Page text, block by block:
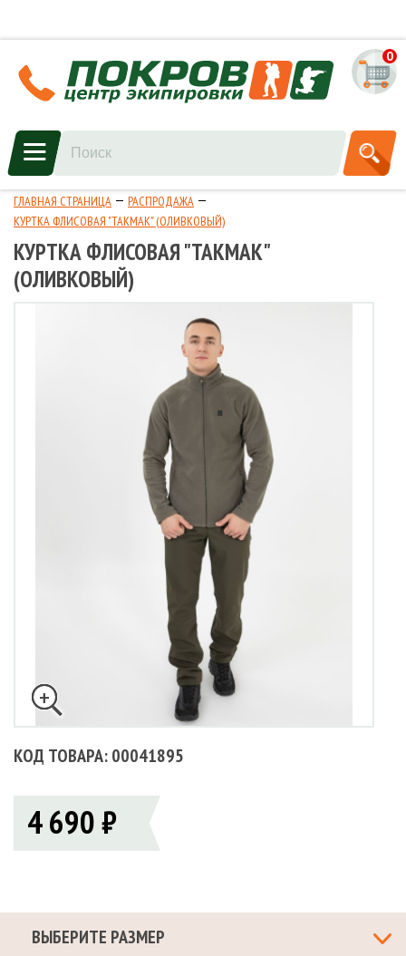
0
ГЛАВНАЯ СТРАНИЦА
РАСПРОДАЖА
КУРТКА ФЛИСОВАЯ "ТАКМАК" (ОЛИВКОВЫЙ)
КУРТКА ФЛИСОВАЯ "ТАКМАК"
(ОЛИВКОВЫЙ)
КОД ТОВАРА: 00041895
4 690 ₽
ВЫБЕРИТЕ РАЗМЕР